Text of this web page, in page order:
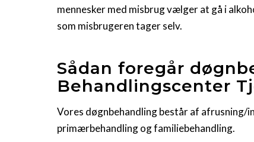
mennesker med misbrug vælger at gå i
som misbrugeren tager selv.
Sådan foregår
Behandlingscenter
Vores døgnbehandling består af
primærbehandling og familiebehandling.